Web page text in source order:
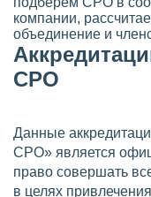
компании,
объединение и
СРО
Данные
СРО» является
право совершать
в целях